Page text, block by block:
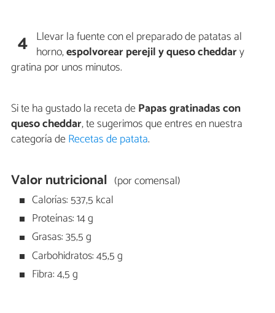
4 Llevar la fuente con el preparado de patatas al
horno,espolvorear perejil y queso cheddary
gratina por unos minutos.
Si te ha gustado la receta dePapas gratinadas con
queso cheddar, te sugerimos que entres en nuestra
categoría deRecetas de patata.
Valor nutricional (por comensal)
Calorías: 537,5 kcal
Proteínas: 14 g
Grasas: 35,5 g
Carbohidratos: 45,5 g
Fibra: 4,5 g